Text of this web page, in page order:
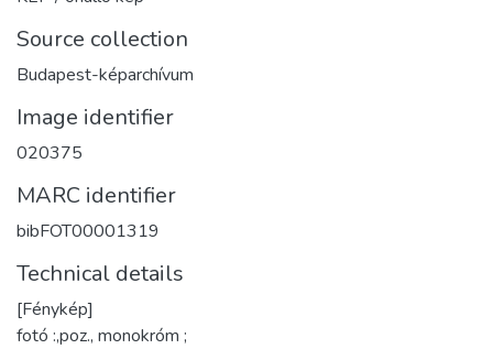
Source collection
Budapest-képarchívum
Image identifier
020375
MARC identifier
bibFOT00001319
Technical details
[Fénykép]
fotó :,poz., monokróm ;